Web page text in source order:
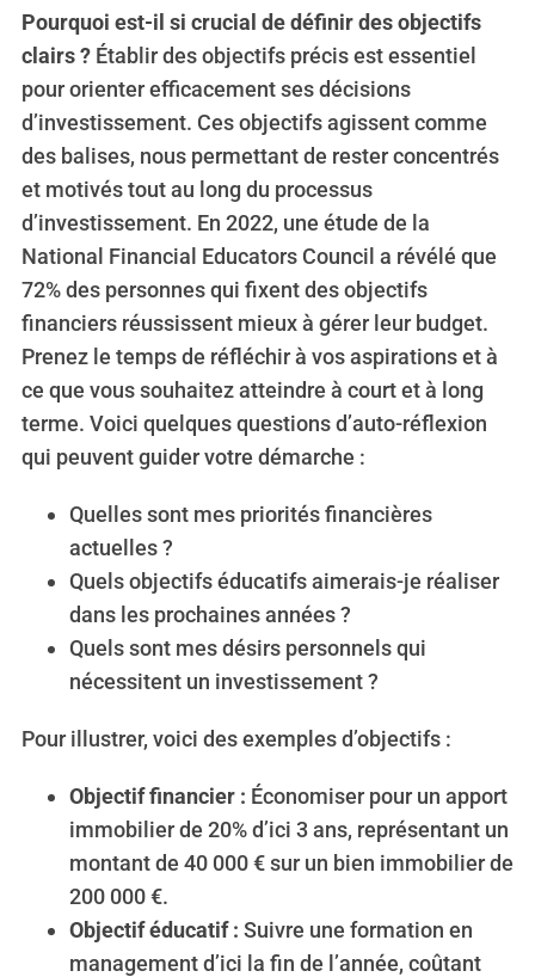
Pourquoi est-il si crucial de définir des objectifs
clairs ?Établir des objectifs précis est essentiel
pour orienter efficacement ses décisions
d’investissement. Ces objectifs agissent comme
des balises, nous permettant de rester concentrés
et motivés tout au long du processus
d’investissement. En 2022, une étude de la
National Financial Educators Council a révélé que
72% des personnes qui fixent des objectifs
financiers réussissent mieux à gérer leur budget.
Prenez le temps de réfléchir à vos aspirations et à
ce que vous souhaitez atteindre à court et à long
terme. Voici quelques questions d’auto-réflexion
qui peuvent guider votre démarche :
Quelles sont mes priorités financières
actuelles ?
Quels objectifs éducatifs aimerais-je réaliser
dans les prochaines années ?
Quels sont mes désirs personnels qui
nécessitent un investissement ?
Pour illustrer, voici des exemples d’objectifs :
Objectif financier : Économiser pour un apport
immobilier de 20% d’ici 3 ans, représentant un
montant de 40 000 € sur un bien immobilier de
200 000 €.
Objectif éducatif : Suivre une formation en
management d’ici la fin de l’année, coûtant